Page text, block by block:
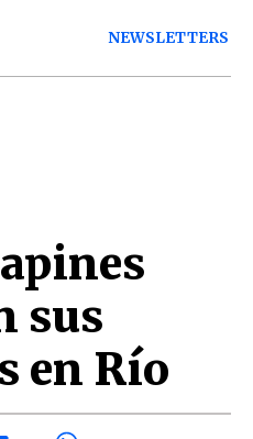
NEWSLETTERS
sus
en Río